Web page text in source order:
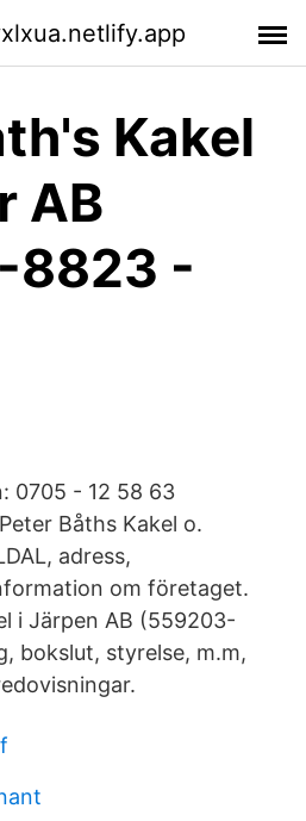
Kakel
AB
8823 -
0705 - 12 58 63
Båths Kakel o.
adress,
om företaget.
i Järpen AB (559203-
bokslut, styrelse, m.m,